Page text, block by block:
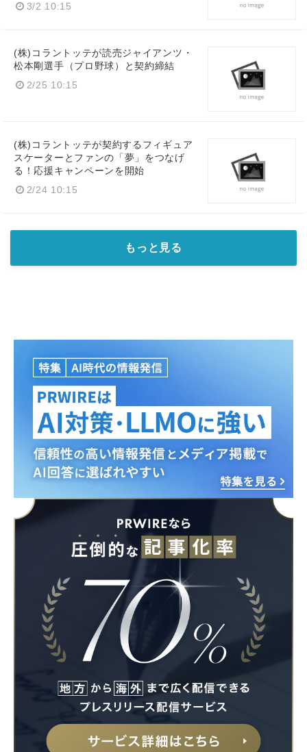
3/2 10:15
(株)コラントッテが読売ジャイアンツ・
松本剛選手（プロ野球）と契約締結
2/25 10:15
(株)コラントッテが契約するフィギュア
スケーターとファンの「夢」をつなげ
る！応援キャンペーンを開始
2/24 10:15
もっと見る